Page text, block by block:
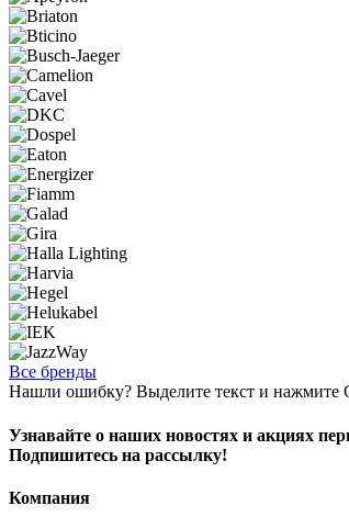
Все бренды
Нашли ошибку? Выделите текст и нажмите
Узнавайте о наших новостях и акциях
Подпишитесь на рассылку!
Компания